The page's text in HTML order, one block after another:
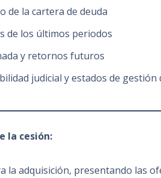
de la cartera de deuda
de los últimos periodos
y retornos futuros
judicial y estados de gestión
la cesión:
la adquisición, presentando las